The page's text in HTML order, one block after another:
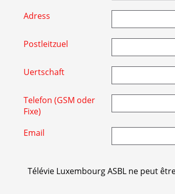
Adress
Postleitzuel
Uertschaft
Telefon (GSM oder
Fixe)
Email
Télévie Luxembourg ASBL ne peut